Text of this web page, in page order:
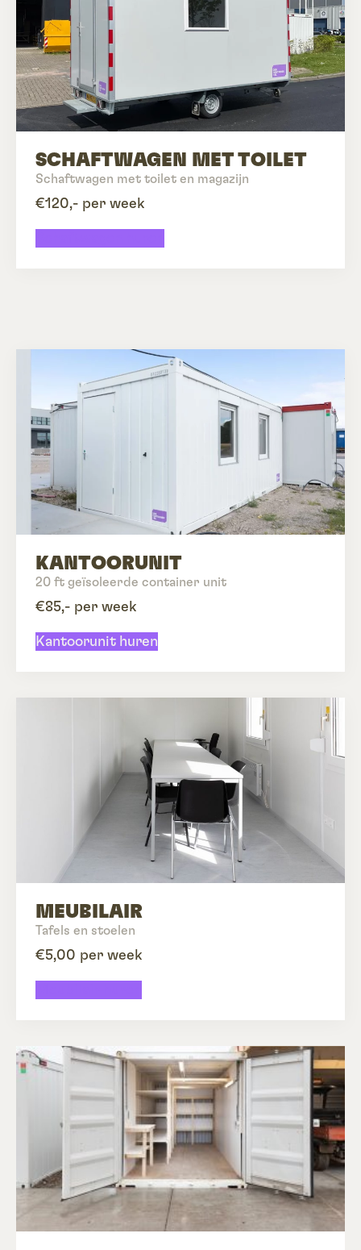
SCHAFTWAGEN MET TOILET
Schaftwagen met toilet en magazijn
€120,- per week
KANTOORUNIT
20 ft geïsoleerde container unit
€85,- per week
Kantoorunit huren
MEUBILAIR
Tafels en stoelen
€5,00 per week